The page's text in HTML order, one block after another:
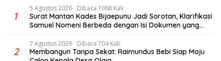
1
5 Agustus 2026 Dibaca 1068 Kali
Surat Mantan Kades Bijaepunu Jadi Sorotan, Klarifikasi
Samuel Nomeni Berbeda dengan Isi Dokumen yang
Beredar
2
7 Agustus 2026 Dibaca 704 Kali
Membangun Tanpa Sekat: Raimundus Bebi Siap Maju